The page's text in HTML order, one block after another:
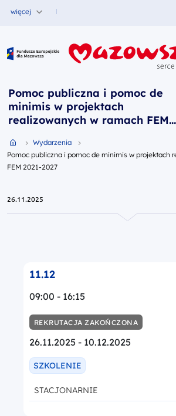
więcej
Fundusze Europejskie dla Mazowsza
Pomoc publiczna i pomoc de
minimis w projektach
realizowanych w ramach FEM
Przejdź do strony głównej portalu
Wydarzenia
Pomoc publiczna i pomoc de minimis w projektach
FEM 2021-2027
26.11.2025
11.12
09:00 - 16:15
REKRUTACJA ZAKOŃCZONA
26.11.2025 - 10.12.2025
SZKOLENIE
STACJONARNIE